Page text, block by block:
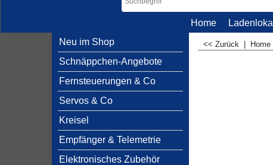
Home Ladenlokal
Neu im Shop
Schnäppchen-Angebote
Fernsteuerungen & Co
Servos & Co
Kreisel
Empfänger & Telemetrie
Elektronisches Zubehör
<< Zurück Home